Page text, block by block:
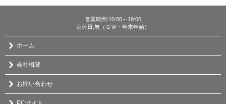
営業時間:10:00～19:00
定休日:無（ＧＷ・年末年始）
ホーム
会社概要
お問い合わせ